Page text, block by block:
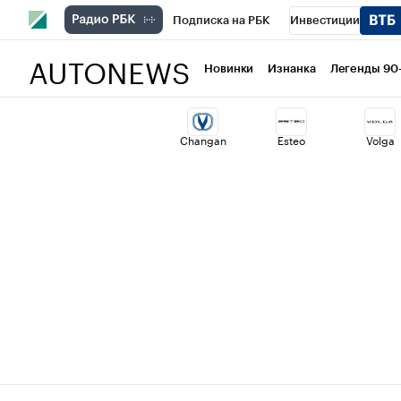
Подписка на РБК Инвестиции
Национальные проекты Город
Кредитные рейтинги Франшизы
AUTONEWS Новинки Изнанка Легенды
Changan Esteo Volga